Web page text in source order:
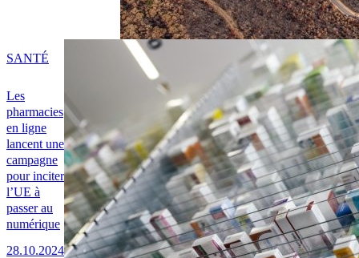
Les
pharmacies
en ligne
lancent une
campagne
pour inciter
l’UE à
passer au
numérique
28.10.2024
SANTÉ